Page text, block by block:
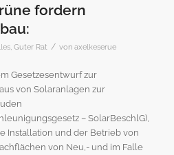
fordern
, Guter Rat / von axelkeserue
Gesetzesentwurf zur
von Solaranlagen zur
– SolarBeschlG),
Installation und der Betrieb von
von Neu,- und im Falle